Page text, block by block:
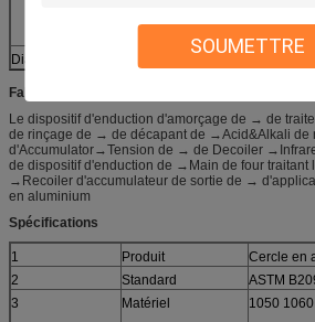
SOUMETTRE
4,0 à
Diamètre
Fabrication du
Le dispositif d'enduction d'amorçage de → de
de rinçage de → de décapant de →Acid&Alkali de
d'Accumulator→Tension de → de Decoiler
de dispositif d'enduction de →Main de four
→Recoiler d'accumulateur de sortie de →
en aluminium
Spécifications
1 Produit
Cercle en
2
Standard
ASTM
3
Matériel 1050